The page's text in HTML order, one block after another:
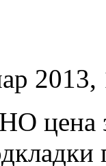
2013,
цена